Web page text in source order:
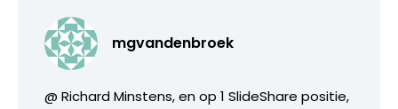
mgvandenbroek
@ Richard Minstens, en op 1 SlideShare positie,